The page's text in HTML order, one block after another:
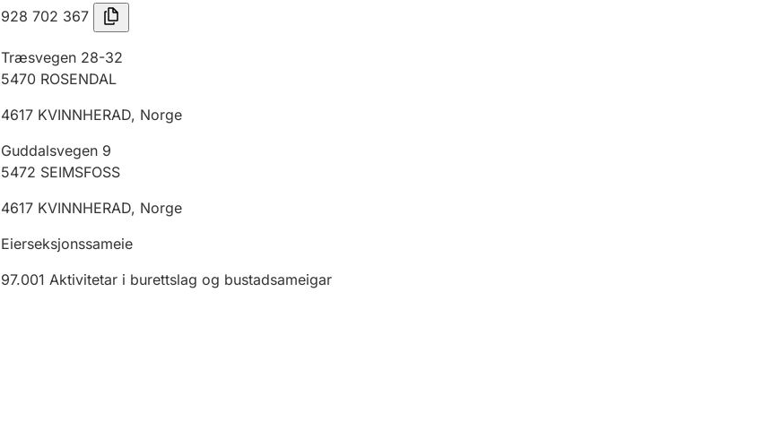
928 702 367
Træsvegen 28-32
5470 ROSENDAL
4617 KVINNHERAD, Norge
Guddalsvegen 9
5472 SEIMSFOSS
4617 KVINNHERAD, Norge
Eierseksjonssameie
97.001 Aktivitetar i burettslag og bustadsameigar